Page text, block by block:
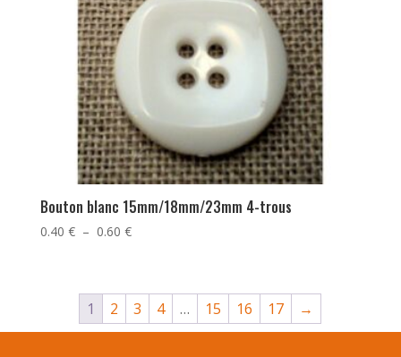
Bouton blanc 15mm/18mm/23mm 4-trous
0.40 € – 0.60 €Plage
0.40 €
à
0.60 €
1 2 3 4 … 15 16 17 →